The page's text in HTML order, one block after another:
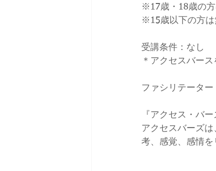
※17歳・18歳の方
※15歳以下の方は
受講条件：なし
＊アクセスバー
ファシリテーター
『アクセス・バ
アクセスバーズ
考、感覚、感情を